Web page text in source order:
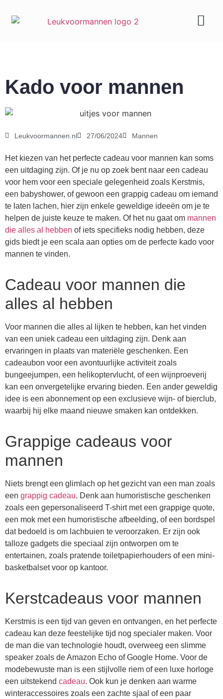
Kado voor mannen
Leukvoormannen.nl 27/06/2024 Mannen
Het kiezen van het perfecte cadeau voor mannen kan soms
een uitdaging zijn. Of je nu op zoek bent naar een cadeau
voor hem voor een speciale gelegenheid zoals Kerstmis,
een babyshower, of gewoon een grappig cadeau om iemand
te laten lachen, hier zijn enkele geweldige ideeën om je te
helpen de juiste keuze te maken. Of het nu gaat om mannen
die alles al hebben of iets specifieks nodig hebben, deze
gids biedt je een scala aan opties om de perfecte kado voor
mannen te vinden.
Cadeau voor mannen die
alles al hebben
Voor mannen die alles al lijken te hebben, kan het vinden
van een uniek cadeau een uitdaging zijn. Denk aan
ervaringen in plaats van materiële geschenken. Een
cadeaubon voor een avontuurlijke activiteit zoals
bungeejumpen, een helikoptervlucht, of een wijnproeverij
kan een onvergetelijke ervaring bieden. Een ander geweldig
idee is een abonnement op een exclusieve wijn- of bierclub,
waarbij hij elke maand nieuwe smaken kan ontdekken.
Grappige cadeaus voor
mannen
Niets brengt een glimlach op het gezicht van een man zoals
een grappig cadeau. Denk aan humoristische geschenken
zoals een gepersonaliseerd T-shirt met een grappige quote,
een mok met een humoristische afbeelding, of een bordspel
dat bedoeld is om lachbuien te veroorzaken. Er zijn ook
talloze gadgets die speciaal zijn ontworpen om te
entertainen, zoals pratende toiletpapierhouders of een mini-
basketbalset voor op kantoor.
Kerstcadeaus voor mannen
Kerstmis is een tijd van geven en ontvangen, en het perfecte
cadeau kan deze feestelijke tijd nog specialer maken. Voor
de man die van technologie houdt, overweeg een slimme
speaker zoals de Amazon Echo of Google Home. Voor de
modebewuste man is een stijlvolle riem of een luxe horloge
een uitstekend cadeau. Ook kun je denken aan warme
winteraccessoires zoals een zachte sjaal of een paar